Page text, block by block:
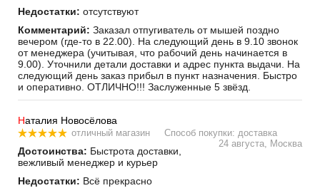
Недостатки: отсутствуют
Комментарий: Заказал отпугиватель от мышей поздно
вечером (где-то в 22.00). На следующий день в 9.10 звонок
от менеджера (учитывая, что рабочий день начинается в
9.00). Уточнили детали доставки и адрес пункта выдачи. На
следующий день заказ прибыл в пункт назначения. Быстро
и оперативно. ОТЛИЧНО!!! Заслуженные 5 звёзд.
Наталия Новосёлова
отличный магазин
Способ покупки: доставка
24 августа, Москва
Достоинства: Быстрота доставки,
вежливый менеджер и курьер
Недостатки: Всё прекрасно